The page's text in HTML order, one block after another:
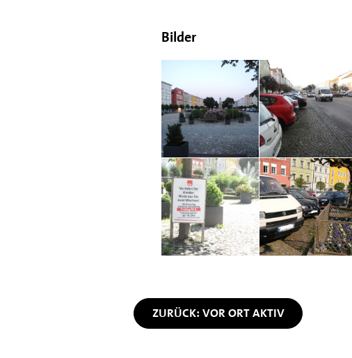
Bilder
ZURÜCK: VOR ORT AKTIV